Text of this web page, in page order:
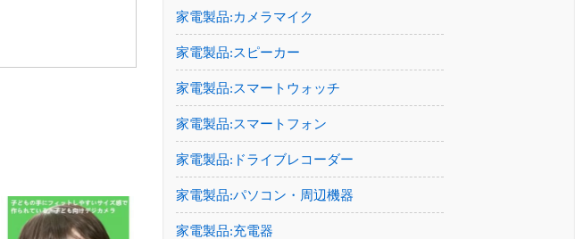
家電製品:カメラマイク
家電製品:スピーカー
家電製品:スマートウォッチ
家電製品:スマートフォン
家電製品:ドライブレコーダー
家電製品:パソコン・周辺機器
家電製品:充電器